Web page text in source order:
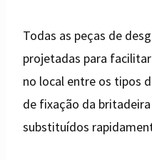
Todas as peças de
projetadas para
no local entre os tipos
de fixação da
substituídos